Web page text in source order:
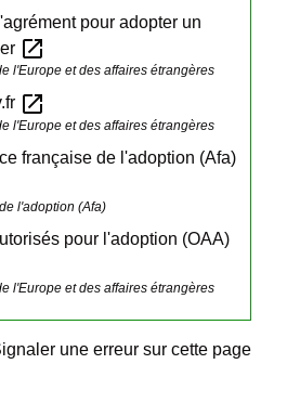
pour adopter un
open_in_new
l'Europe et des affaires étrangères
open_in_new
l'Europe et des affaires étrangères
française de l'adoption (Afa)
l'adoption (Afa)
pour l'adoption (OAA)
l'Europe et des affaires étrangères
une erreur sur cette page